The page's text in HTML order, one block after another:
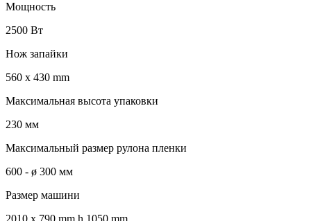
Мощность
2500 Вт
Нож запайки
560 x 430 mm
Максимальная высота упаковки
230 мм
Максимальный размер рулона пленки
600 - ø 300 мм
Размер машини